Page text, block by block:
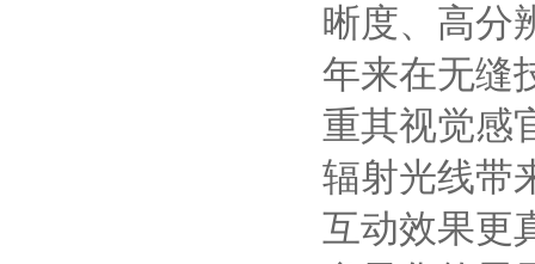
晰度、高分
年来在无缝
重其视觉感
辐射光线带
互动效果更